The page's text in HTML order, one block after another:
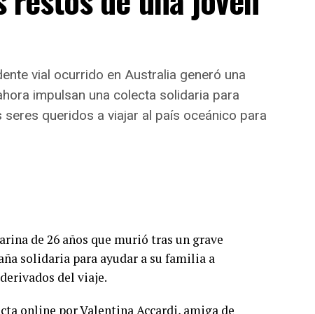
rendición de cuentas, acreditación de
exclusiva para compra de alimentos
que durante2026 el municipio
monetarias para absorber el impacto del
las llamas, los brigadistas lograron
que las pérdidas materiales afectaron
y monte natural. Por su parte, el felino que
se iniciaron las primeras llamas,
vial ocurrido en Australia generó una
impulsan una colecta solidaria para
queridos a viajar al país oceánico para
de 26 años que murió tras un grave
solidaria para ayudar a su familia a
del viaje.
online por Valentina Accardi, amiga de